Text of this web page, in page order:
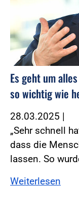
Es geht um
so wichtig wie
28.03.2025 |
„Sehr schnell
dass die
lassen. So
Weiterlesen